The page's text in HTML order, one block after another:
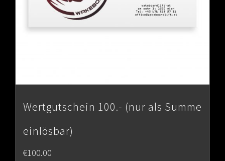
Wertgutschein 100.- (nur als Summe
einlösbar)
€100.00